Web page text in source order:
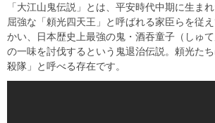
「大江山鬼伝説」とは、平安時代中期に生ま
屈強な「頼光四天王」と呼ばれる家臣らを従
かい、日本歴史上最強の鬼・酒吞童子（しゅ
の一味を討伐するという鬼退治伝説。頼光た
殺隊」と呼べる存在です。